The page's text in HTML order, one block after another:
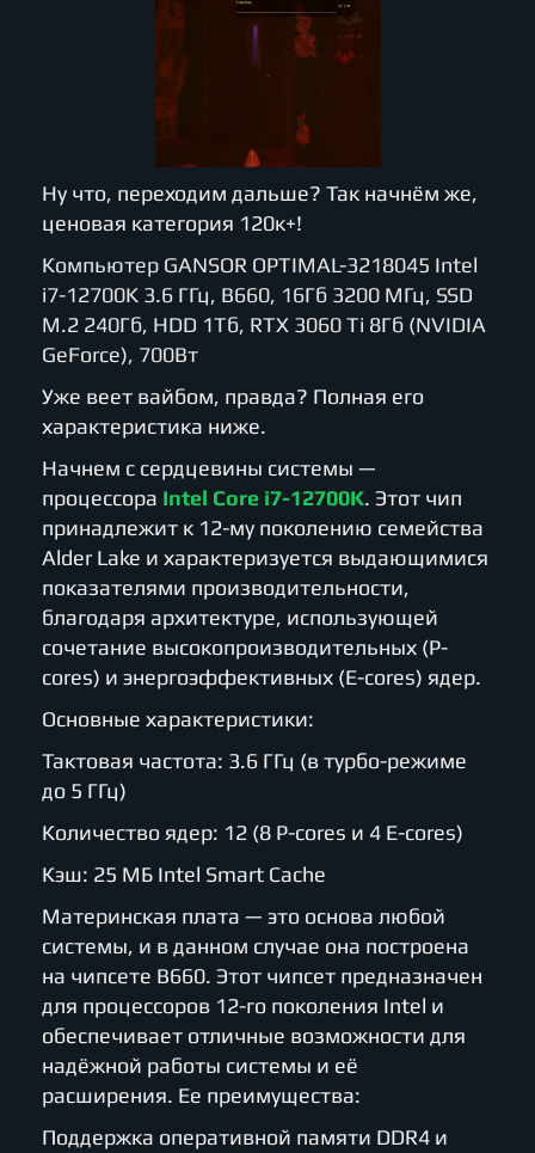
Ну что, переходим дальше? Так начнём же,
ценовая категория 120к+!
Компьютер GANSOR OPTIMAL-3218045 Intel
i7-12700K 3.6 ГГц, B660, 16Гб 3200 МГц, SSD
M.2 240Гб, HDD 1Тб, RTX 3060 Ti 8Гб (NVIDIA
GeForce), 700Вт
Уже веет вайбом, правда? Полная его
характеристика ниже.
Начнем с сердцевины системы —
процессора Intel Core i7-12700K. Этот чип
принадлежит к 12-му поколению семейства
Alder Lake и характеризуется выдающимися
показателями производительности,
благодаря архитектуре, использующей
сочетание высокопроизводительных (P-
cores) и энергоэффективных (E-cores) ядер.
Основные характеристики:
Тактовая частота: 3.6 ГГц (в турбо-режиме
до 5 ГГц)
Количество ядер: 12 (8 P-cores и 4 E-cores)
Кэш: 25 МБ Intel Smart Cache
Материнская плата — это основа любой
системы, и в данном случае она построена
на чипсете B660. Этот чипсет предназначен
для процессоров 12-го поколения Intel и
обеспечивает отличные возможности для
надёжной работы системы и её
расширения. Ее преимущества:
Поддержка оперативной памяти DDR4 и